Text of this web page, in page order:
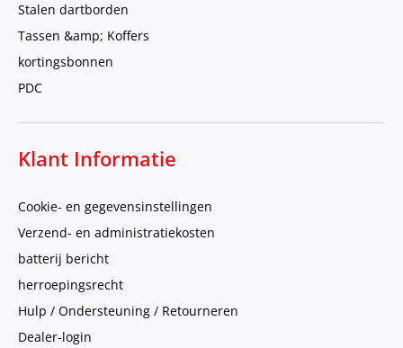
Stalen dartborden
Tassen &amp; Koffers
kortingsbonnen
PDC
Klant Informatie
Cookie- en gegevensinstellingen
Verzend- en administratiekosten
batterij bericht
herroepingsrecht
Hulp / Ondersteuning / Retourneren
Dealer-login